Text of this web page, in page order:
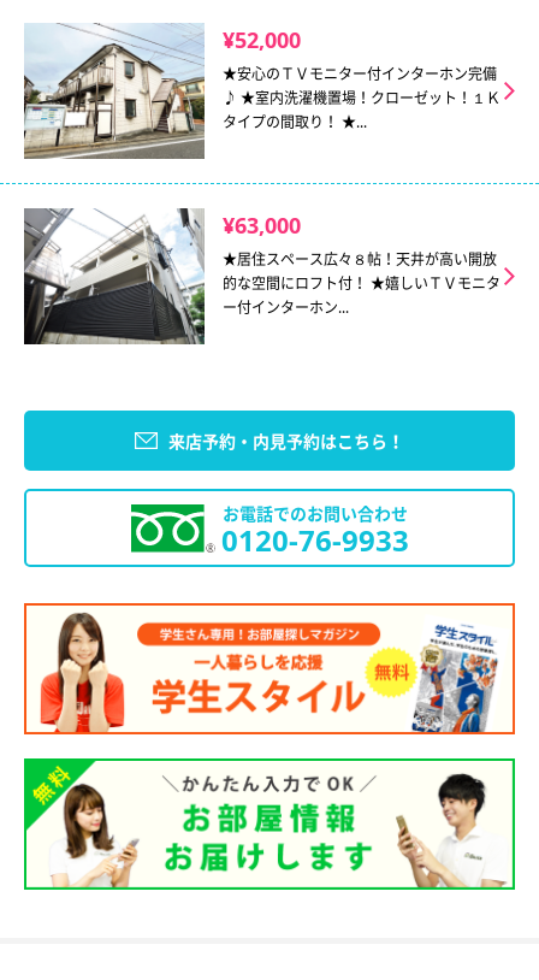
¥52,000
★安心のＴＶモニター付インターホン完備
♪ ★室内洗濯機置場！クローゼット！１Ｋ
タイプの間取り！ ★...
¥63,000
★居住スペース広々８帖！天井が高い開放
的な空間にロフト付！ ★嬉しいＴＶモニタ
ー付インターホン...
来店予約・内見予約はこちら！
お電話でのお問い合わせ
0120-76-9933